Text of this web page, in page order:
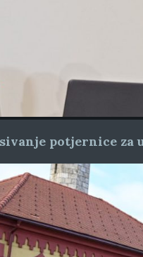
potjernice za